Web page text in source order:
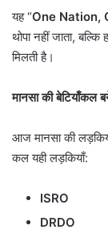
यह “One Nation,
थोपा नहीं जाता,
मिलती है।
मानसा की बेटियाँकल
आज मानसा की
कल यही लड़कियाँ:
ISRO
DRDO